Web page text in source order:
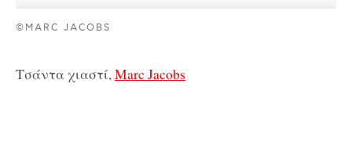
©MARC JACOBS
Τσάντα χιαστί,Marc Jacobs